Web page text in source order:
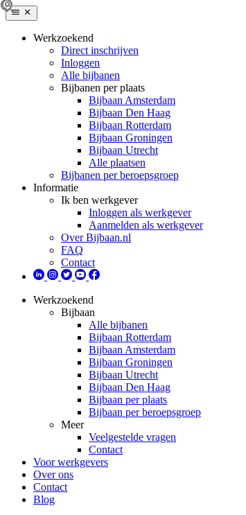
Werkzoekend
Direct inschrijven
Inloggen
Alle bijbanen
Bijbanen per plaats
Bijbaan Amsterdam
Bijbaan Den Haag
Bijbaan Rotterdam
Bijbaan Groningen
Bijbaan Utrecht
Alle plaatsen
Bijbanen per beroepsgroep
Informatie
Ik ben werkgever
Inloggen als werkgever
Aanmelden als werkgever
Over Bijbaan.nl
FAQ
Contact
Werkzoekend
Bijbaan
Alle bijbanen
Bijbaan Rotterdam
Bijbaan Amsterdam
Bijbaan Groningen
Bijbaan Utrecht
Bijbaan Den Haag
Bijbaan per plaats
Bijbaan per beroepsgroep
Meer
Veelgestelde vragen
Contact
Voor werkgevers
Over ons
Contact
Blog